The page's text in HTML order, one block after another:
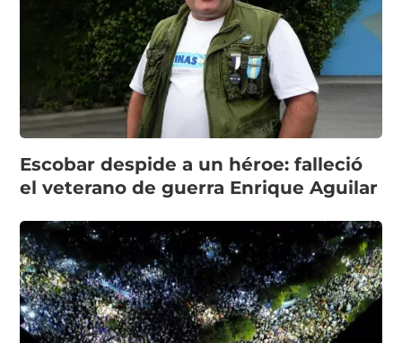
Escobar despide a un héroe: falleció
el veterano de guerra Enrique Aguilar